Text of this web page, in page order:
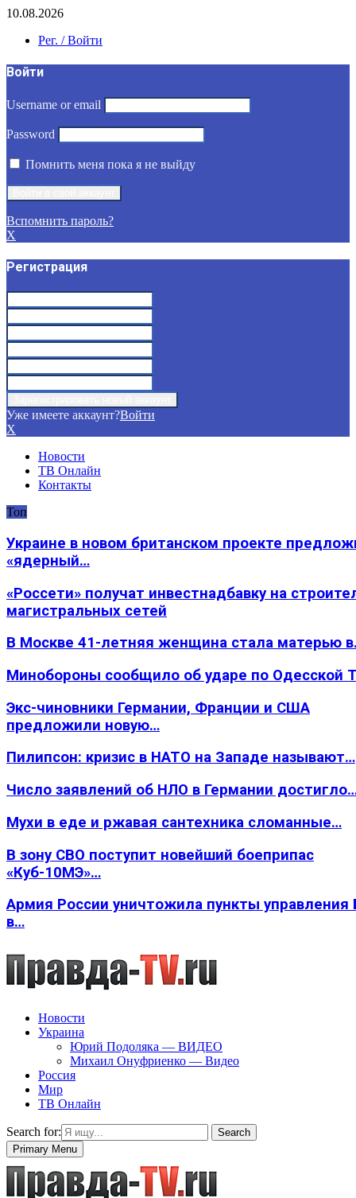
10.08.2026
Рег. / Войти
Войти
Username or email
Password
Помнить меня пока я не выйду
Вспомнить пароль?
X
Регистрация
Уже имеете аккаунт?Войти
X
Новости
ТВ Онлайн
Контакты
Топ
Украине в новом британском проекте
«ядерный…
«Россети» получат инвестнадбавку на
магистральных сетей
В Москве 41-летняя женщина стала матерью
Минобороны сообщило об ударе по Одесской
Экс-чиновники Германии, Франции и США
предложили новую…
Пилипсон: кризис в НАТО на Западе называют…
Число заявлений об НЛО в Германии
Мухи в еде и ржавая сантехника сломанные…
В зону СВО поступит новейший боеприпас
«Куб-10МЭ»…
Армия России уничтожила пункты
в…
Новости
Украина
Юрий Подоляка — ВИДЕО
Михаил Онуфриенко — Видео
Россия
Мир
ТВ Онлайн
Search for:
Search
Primary Menu